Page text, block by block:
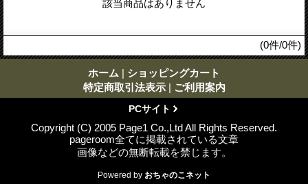
該当商品はありません
(0件/0件)
ホーム | ショッピングカート
特定商取引法表示 | ご利用案内
PCサイト
Copyright (C) 2005 Page1 Co.,Ltd All Rights Reserved.
pageroom全てに掲載されている文章
画像などの無断転載を禁じます。
Powered by おちゃのこネット